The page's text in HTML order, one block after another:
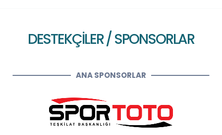
DESTEKÇİLER / SPONSORLAR
ANA SPONSORLAR